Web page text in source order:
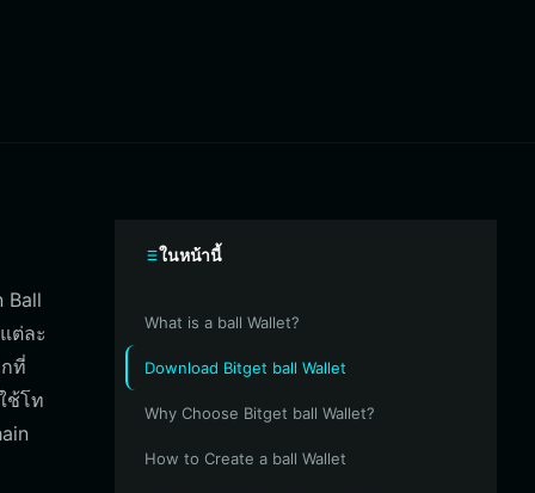
Ball
ต่ละ
ที่
ช้โท
ในหน้านี้
What is a ball Wallet?
Download Bitget ball Wallet
Why Choose Bitget ball Wallet?
How to Create a ball Wallet